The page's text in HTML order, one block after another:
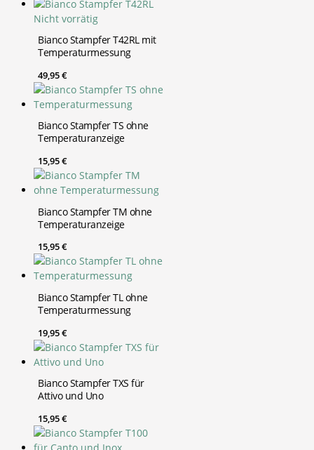
Nicht vorrätig
Bianco Stampfer T42RL mit
Temperaturmessung
49,95€
Bianco Stampfer TS ohne
Temperaturanzeige
15,95€
Bianco Stampfer TM ohne
Temperaturanzeige
15,95€
Bianco Stampfer TL ohne
Temperaturmessung
19,95€
Bianco Stampfer TXS für
Attivo und Uno
15,95€